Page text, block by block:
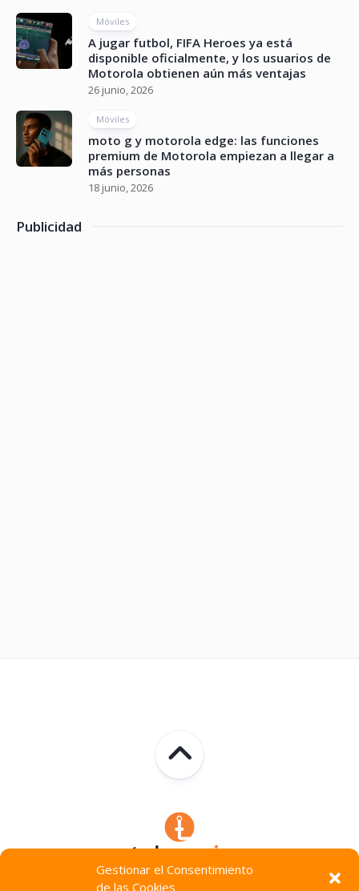
Gestionar el Consentimiento
de las Cookies
Móviles
A jugar futbol, FIFA Heroes ya está
disponible oficialmente, y los usuarios de
Motorola obtienen aún más ventajas
26 junio, 2026
Móviles
moto g y motorola edge: las funciones
premium de Motorola empiezan a llegar a
más personas
18 junio, 2026
Publicidad